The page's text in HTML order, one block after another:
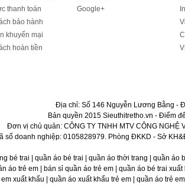
thanh toán
bảo hành
khuyến mại
hoàn tiền
Google+
Địa chỉ: Số 146 Nguyễn Lương Bằng -
Bản quyền 2015 Sieuthitretho.vn - Điểm
Đơn vị chủ quản: CÔNG TY TNHH MTV CÔNG NGHỆ
số doanh nghiệp: 0105828979. Phòng ĐKKD - Sở
bé trai | quần áo bé trai | quần áo thời trang | quần
áo trẻ em | bán sỉ quần áo trẻ em | quần áo bé trai
xuất khẩu | quần áo xuất khẩu trẻ em | quần áo trẻ